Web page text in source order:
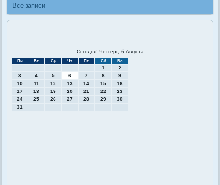
Все записи
Сегодня: Четверг, 6 Августа
Пн Вт Ср Чт Пт Сб Вс
1
2
3
4 5 6 7 8
9
10
11 12 13 14 15
16
17
18 19 20 21 22
23
24
25 26 27 28 29
30
31